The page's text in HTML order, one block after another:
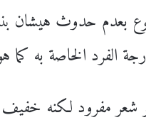
بعدم حدوث هيشان
الفرد الخاصة به كما